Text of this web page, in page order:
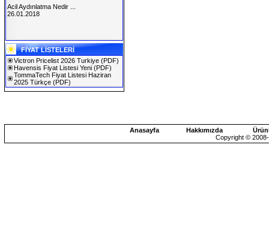
SOLAREX ISTANBUL 2019
30.01.2019
Acil Aydınlatma Nedir ...
26.01.2018
FİYAT LİSTELERİ
Victron Pricelist 2026 Turkiye (PDF)
Havensis Fiyat Listesi Yeni (PDF)
TommaTech Fiyat Listesi Haziran
2025 Türkçe (PDF)
Anasayfa Hakkımızda
Copyright ©